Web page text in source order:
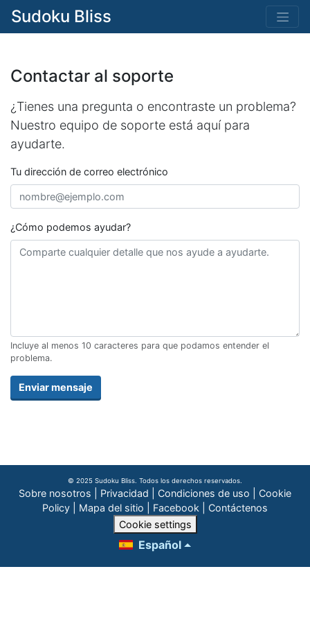
Sudoku Bliss
Contactar al soporte
¿Tienes una pregunta o encontraste un problema?
Nuestro equipo de soporte está aquí para
ayudarte.
Tu dirección de correo electrónico
¿Cómo podemos ayudar?
Incluye al menos 10 caracteres para que podamos entender el
problema.
Enviar mensaje
© 2025 Sudoku Bliss. Todos los derechos reservados.
Sobre nosotros Privacidad Condiciones de uso
Cookie
Policy
Mapa del sitio Facebook
Contáctenos
Cookie settings
Español